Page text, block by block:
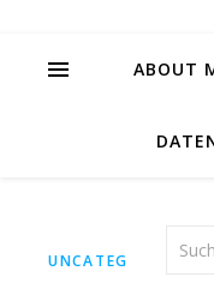
ABOUT
UNCATEGORIZED